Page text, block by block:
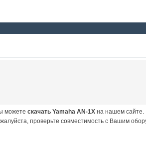
можете скачать Yamaha AN-1Xна нашем сайте.
проверьте совместимость с Вашим